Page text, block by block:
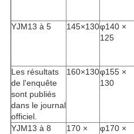
YJM13 à 5 145×130φ140 ×
125
Les résultats
de l'enquête
sont publiés
dans le journal
officiel.
160×130φ155 ×
130
YJM13 à 8
170 ×
φ170 ×